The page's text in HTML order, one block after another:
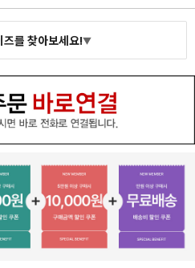
즈를 찾아보세요!▼